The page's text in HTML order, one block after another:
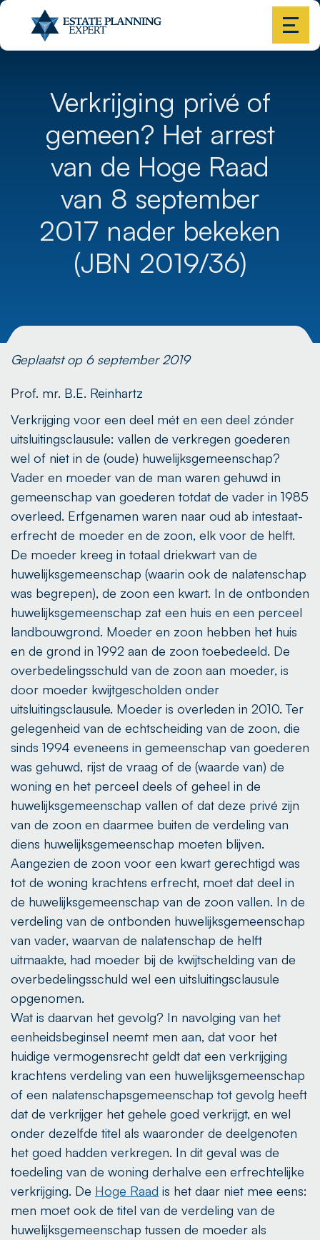
Verkrijging privé of
gemeen? Het arrest
van de Hoge Raad
van 8 september
2017 nader bekeken
(JBN 2019/36)
Geplaatst op 6 september 2019
Prof. mr. B.E. Reinhartz
Verkrijging voor een deel mét en een deel zónder
uitsluitingsclausule: vallen de verkregen goederen
wel of niet in de (oude) huwelijksgemeenschap?
Vader en moeder van de man waren gehuwd in
gemeenschap van goederen totdat de vader in 1985
overleed. Erfgenamen waren naar oud ab intestaat-
erfrecht de moeder en de zoon, elk voor de helft.
De moeder kreeg in totaal driekwart van de
huwelijksgemeenschap (waarin ook de nalatenschap
was begrepen), de zoon een kwart. In de ontbonden
huwelijksgemeenschap zat een huis en een perceel
landbouwgrond. Moeder en zoon hebben het huis
en de grond in 1992 aan de zoon toebedeeld. De
overbedelingsschuld van de zoon aan moeder, is
door moeder kwijtgescholden onder
uitsluitingsclausule. Moeder is overleden in 2010. Ter
gelegenheid van de echtscheiding van de zoon, die
sinds 1994 eveneens in gemeenschap van goederen
was gehuwd, rijst de vraag of de (waarde van) de
woning en het perceel deels of geheel in de
huwelijksgemeenschap vallen of dat deze privé zijn
van de zoon en daarmee buiten de verdeling van
diens huwelijksgemeenschap moeten blijven.
Aangezien de zoon voor een kwart gerechtigd was
tot de woning krachtens erfrecht, moet dat deel in
de huwelijksgemeenschap van de zoon vallen. In de
verdeling van de ontbonden huwelijksgemeenschap
van vader, waarvan de nalatenschap de helft
uitmaakte, had moeder bij de kwijtschelding van de
overbedelingsschuld wel een uitsluitingsclausule
opgenomen.
Wat is daarvan het gevolg? In navolging van het
eenheidsbeginsel neemt men aan, dat voor het
huidige vermogensrecht geldt dat een verkrijging
krachtens verdeling van een huwelijksgemeenschap
of een nalatenschapsgemeenschap tot gevolg heeft
dat de verkrijger het gehele goed verkrijgt, en wel
onder dezelfde titel als waaronder de deelgenoten
het goed hadden verkregen. In dit geval was de
toedeling van de woning derhalve een erfrechtelijke
verkrijging. De Hoge Raad is het daar niet mee eens:
men moet ook de titel van de verdeling van de
huwelijksgemeenschap tussen de moeder als